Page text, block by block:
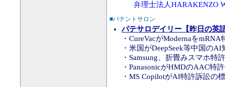
弁理士法人HARAKENZO
■パテントサロン
パテサロデイリー【昨日の英
・CureVacがModernaをmRNA
・米国がDeepSeek等中国の
・Samsung、折畳みスマホ特
・PanasonicがHMDのAAC特
・MS CopilotがAI特許訴訟の